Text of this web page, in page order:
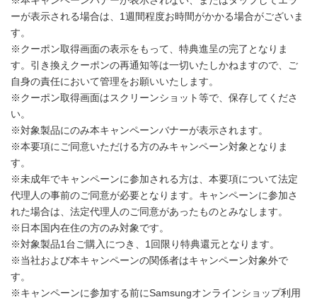
ーが表示される場合は、1週間程度お時間がかかる場合がございま
す。
※クーポン取得画面の表示をもって、特典進呈の完了となりま
す。引き換えクーポンの再通知等は一切いたしかねますので、ご
自身の責任において管理をお願いいたします。
※クーポン取得画面はスクリーンショット等で、保存してくださ
い。
※対象製品にのみ本キャンペーンバナーが表示されます。
※本要項にご同意いただける方のみキャンペーン対象となりま
す。
※未成年でキャンペーンに参加される方は、本要項について法定
代理人の事前のご同意が必要となります。キャンペーンに参加さ
れた場合は、法定代理人のご同意があったものとみなします。
※日本国内在住の方のみ対象です。
※対象製品1台ご購入につき、1回限り特典還元となります。
※当社および本キャンペーンの関係者はキャンペーン対象外で
す。
※キャンペーンに参加する前にSamsungオンラインショップ利用